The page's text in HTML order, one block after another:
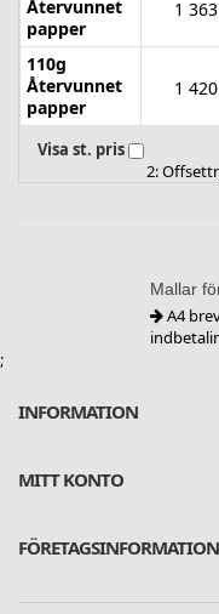
Återvunnet
papper
1 363
110g
Återvunnet
papper
1 420
Visa st. pris
2:
Mallar
A4
;
INFORMATION
MITT KONTO
FÖRETAGSINFORMATION